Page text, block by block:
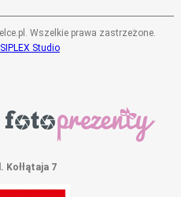
Wszelkie prawa zastrzeżone.
SIPLEX Studio
Kołłątaja 7